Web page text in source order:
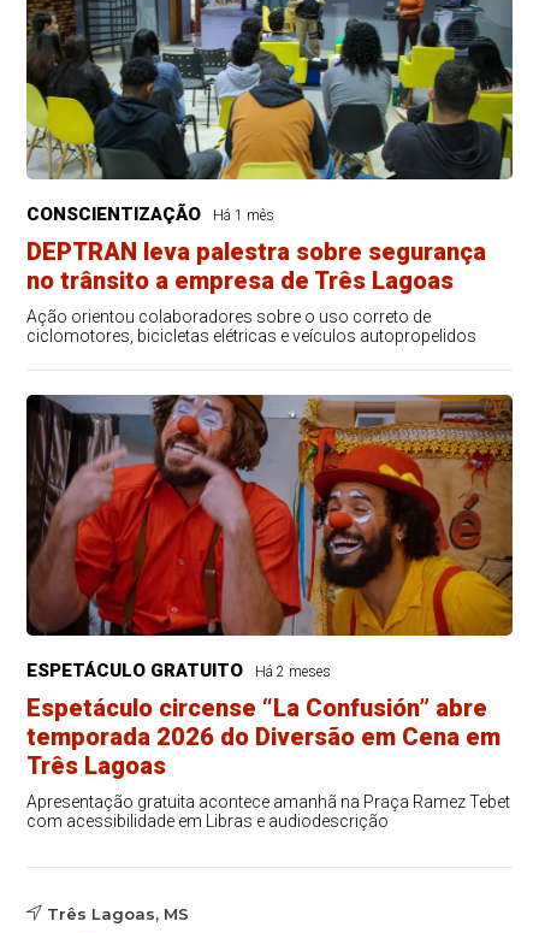
CONSCIENTIZAÇÃO Há 1 mês
DEPTRAN leva palestra sobre segurança
no trânsito a empresa de Três Lagoas
Ação orientou colaboradores sobre o uso correto de
ciclomotores, bicicletas elétricas e veículos autopropelidos
ESPETÁCULO GRATUITO Há 2 meses
Espetáculo circense “La Confusión” abre
temporada 2026 do Diversão em Cena em
Três Lagoas
Apresentação gratuita acontece amanhã na Praça Ramez Tebet
com acessibilidade em Libras e audiodescrição
Três Lagoas, MS